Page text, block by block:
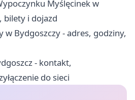
Myślęcinek w
bilety i dojazd
w Bydgoszczy - adres, godziny,
- kontakt,
do sieci